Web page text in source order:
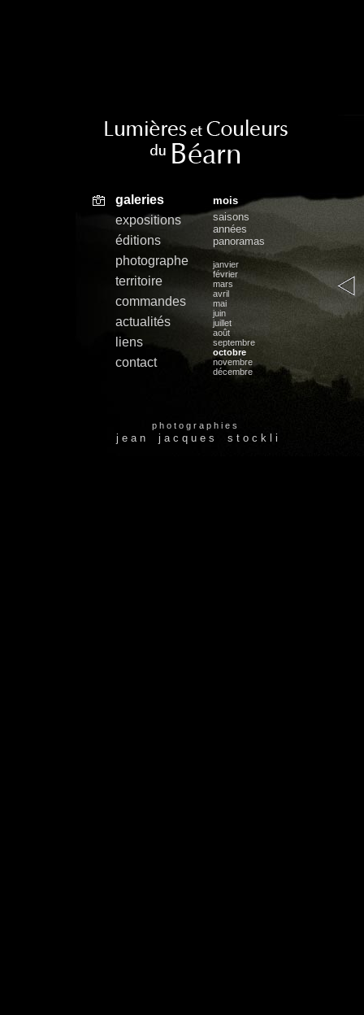
galeries
expositions
éditions
photographe
territoire
commandes
actualités
liens
contact
mois
saisons
années
panoramas
janvier
février
mars
avril
mai
juin
juillet
août
septembre
octobre
novembre
décembre
p h o t o g r a p h i e s
j e a n j a c q u e s s t o c k l i